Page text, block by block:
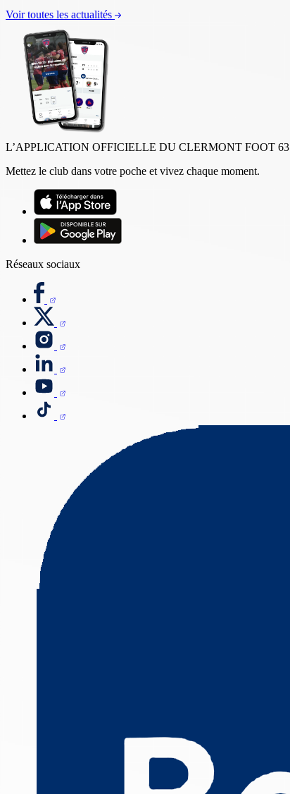
Voir toutes les actualités
L’APPLICATION OFFICIELLE DU CLERMONT FOOT 63
Mettez le club dans votre poche et vivez chaque moment.
Réseaux sociaux